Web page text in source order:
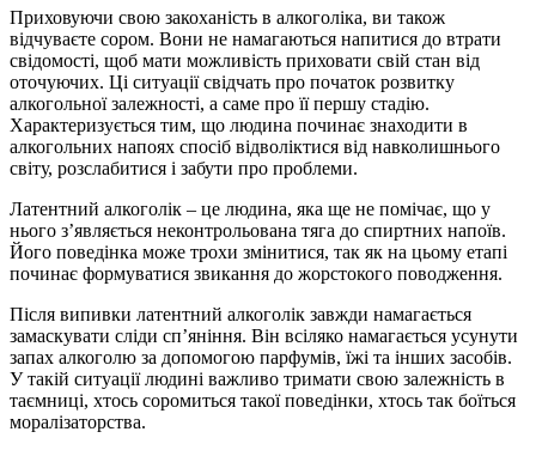
Приховуючи свою закоханість в алкоголіка, ви також
відчуваєте сором. Вони не намагаються напитися до втрати
свідомості, щоб мати можливість приховати свій стан від
оточуючих. Ці ситуації свідчать про початок розвитку
алкогольної залежності, а саме про її першу стадію.
Характеризується тим, що людина починає знаходити в
алкогольних напоях спосіб відволіктися від навколишнього
світу, розслабитися і забути про проблеми.
Латентний алкоголік – це людина, яка ще не помічає, що у
нього з’являється неконтрольована тяга до спиртних напоїв.
Його поведінка може трохи змінитися, так як на цьому етапі
починає формуватися звикання до жорстокого поводження.
Після випивки латентний алкоголік завжди намагається
замаскувати сліди сп’яніння. Він всіляко намагається усунути
запах алкоголю за допомогою парфумів, їжі та інших засобів.
У такій ситуації людині важливо тримати свою залежність в
таємниці, хтось соромиться такої поведінки, хтось так боїться
моралізаторства.